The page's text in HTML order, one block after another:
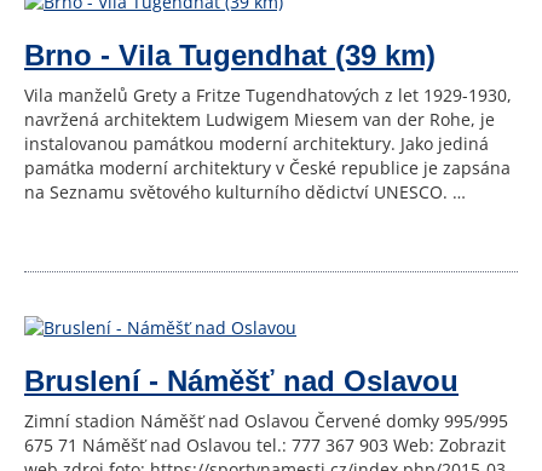
Brno - Vila Tugendhat (39 km)
Vila manželů Grety a Fritze Tugendhatových z let 1929-1930,
navržená architektem Ludwigem Miesem van der Rohe, je
instalovanou památkou moderní architektury. Jako jediná
památka moderní architektury v České republice je zapsána
na Seznamu světového kulturního dědictví UNESCO. …
Bruslení - Náměšť nad Oslavou
Zimní stadion Náměšť nad Oslavou Červené domky 995/995
675 71 Náměšť nad Oslavou tel.: 777 367 903 Web: Zobrazit